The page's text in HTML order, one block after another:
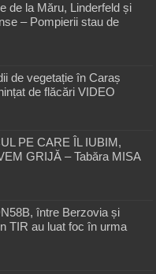
de la Măru, Linderfeld și
– Pompierii stau de
de vegetație în Caraș
de flăcări VIDEO
PE CARE ÎL IUBIM,
GRIJĂ – Tabăra MISA
între Berzovia și
TIR au luat foc în urma